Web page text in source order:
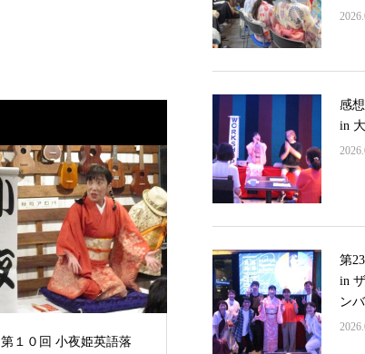
第１０回 小夜姫英語落
感
in
第
in
ン